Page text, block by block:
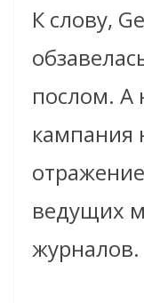
К слову,
послом. А
кампания
ведущих
журналов.